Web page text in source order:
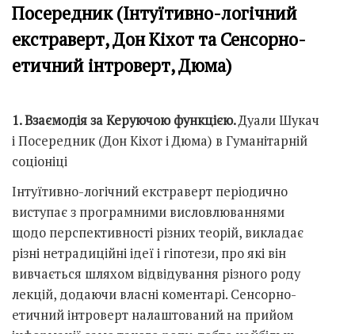
Посередник (Інтуїтивно-логічний
екстраверт, Дон Кіхот та Сенсорно-
етичний інтроверт, Дюма)
1. Взаємодія за Керуючою функцією.Дуали Шукач
і Посередник (Дон Кіхот і Дюма) в Гуманітарній
соціоніці
Інтуїтивно-логічний екстраверт періодично
виступає з програмними висловлюваннями
щодо перспективності різних теорій, викладає
різні нетрадиційні ідеї і гіпотези, про які він
вивчається шляхом відвідування різного роду
лекцій, додаючи власні коментарі. Сенсорно-
етичний інтроверт налаштований на прийом